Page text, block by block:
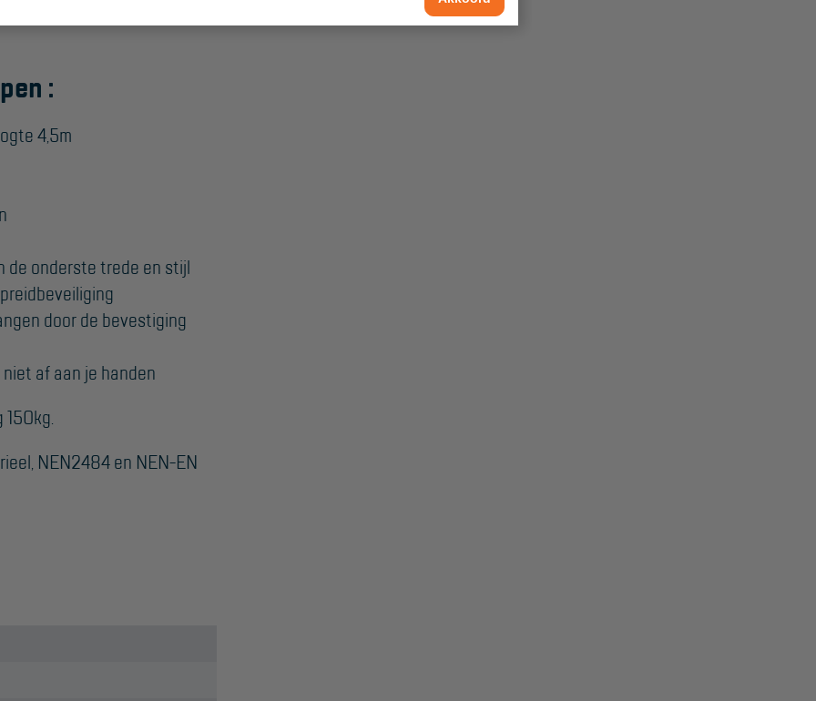
gebruik waar we 10
:
4,5m
de onderste trede en stijl
door de bevestiging
af aan je handen
NEN2484 en NEN-EN